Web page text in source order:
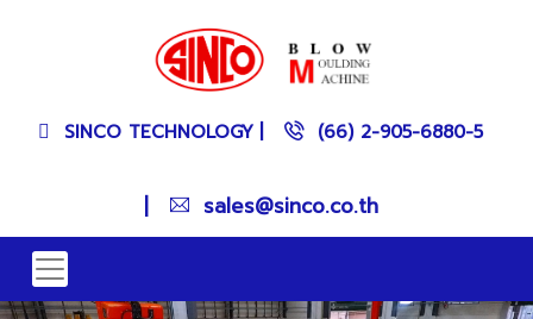
SINCO TECHNOLOGY (66) 2-905-6880-5
sales@sinco.co.th